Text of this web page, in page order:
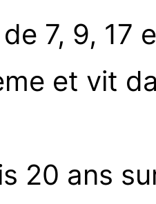
7, 9, 17
et vit
20 ans